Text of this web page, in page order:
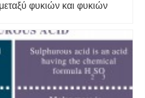
φυκιών και φυκιών